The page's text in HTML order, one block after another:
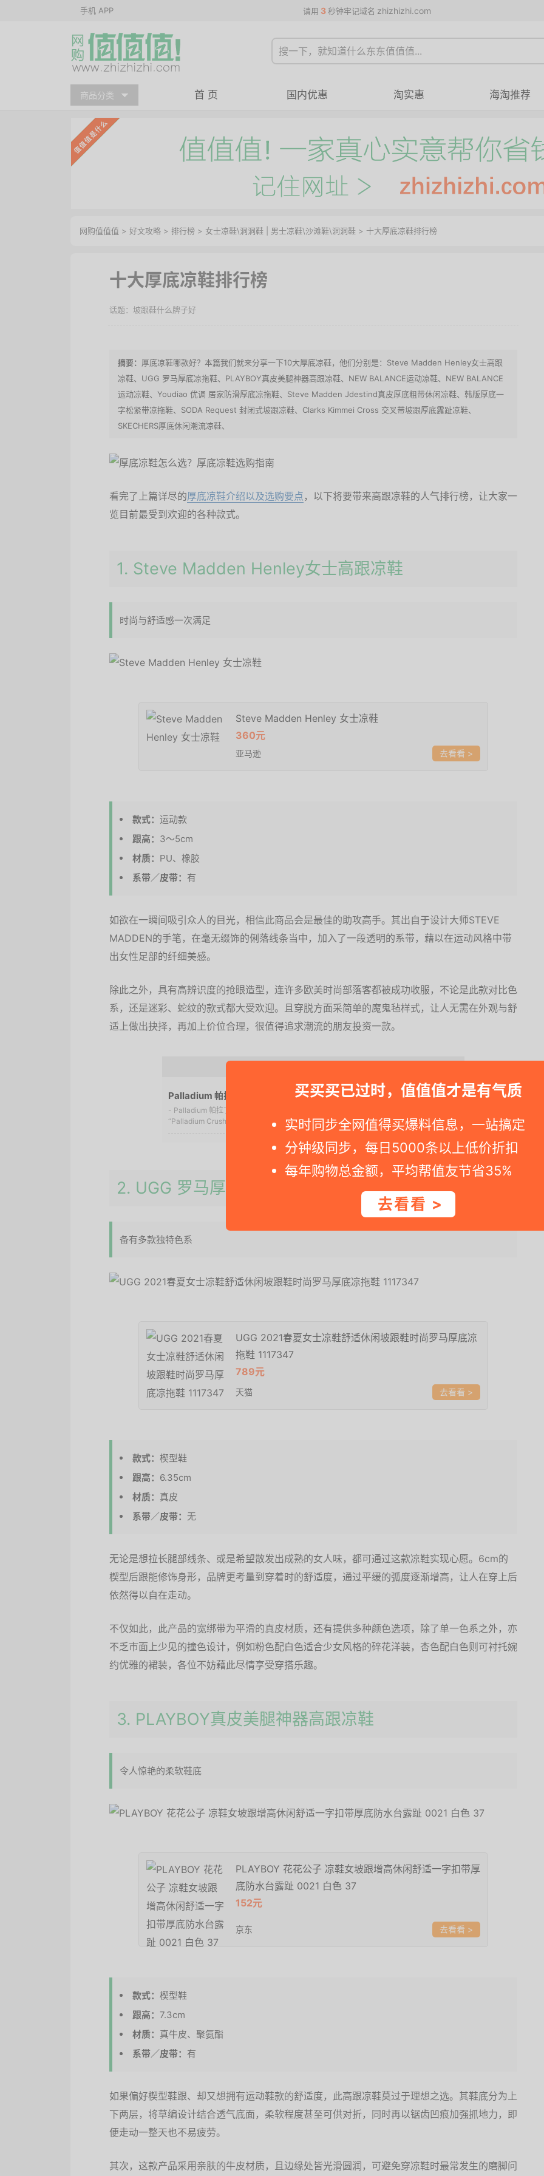
手机 APP 请用 3 秒钟牢记域名 zhizhizhi.com
商品分类 首 页 国内优惠 淘实惠 海淘推荐
买买买已过时，值值值才是有气质
实时同步全网值得买爆料信息，一站搞定
分钟级同步，每日5000条以上低价折扣
每年购物总金额，平均帮值友节省35%
去看看 >
网购值值值 > 好文攻略 > 排行榜 > 女士凉鞋\洞洞鞋 男士凉鞋\沙滩鞋\洞洞鞋 > 十大厚底凉鞋排行榜
十大厚底凉鞋排行榜
坡跟鞋什么牌子好
厚底凉鞋哪款好？本篇我们就来分享一下10大厚底凉鞋，他们分别是：Steve Madden Henley女士高跟
凉鞋、UGG 罗马厚底凉拖鞋、PLAYBOY真皮美腿神器高跟凉鞋、NEW BALANCE运动凉鞋、NEW BALANCE
运动凉鞋、Youdiao 优调 居家防滑厚底凉拖鞋、Steve Madden Jdestind真皮厚底粗带休闲凉鞋、韩版厚底一
字松紧带凉拖鞋、SODA Request 封闭式坡跟凉鞋、Clarks Kimmei Cross 交叉带坡跟厚底露趾凉鞋、
SKECHERS厚底休闲潮流凉鞋、
看完了上篇详尽的厚底凉鞋介绍以及选购要点 ，以下将要带来高跟凉鞋的人气排行榜，让大家一
览目前最受到欢迎的各种款式。
1. Steve Madden Henley女士高跟凉鞋
时尚与舒适感一次满足
Steve Madden Henley 女士凉鞋
360元
亚马逊 >
款式： 运动款
跟高： 3～5cm
材质： PU、橡胶
系带／皮带： 有
如欲在一瞬间吸引众人的目光，相信此商品会是最佳的助攻高手。其出自于设计大师STEVE
MADDEN的手笔，在毫无缀饰的俐落线条当中，加入了一段透明的系带，藉以在运动风格中带
出女性足部的纤细美感。
除此之外，具有高辨识度的抢眼造型，连许多欧美时尚部落客都被成功收服，不论是此款对比色
系，还是迷彩、蛇纹的款式都大受欢迎。且穿脱方面采简单的魔鬼毡样式，让人无需在外观与舒
适上做出抉择，再加上价位合理，很值得追求潮流的朋友投资一款。
Palladium 帕拉丁 Crushion SDNL 男士凉鞋上脚
- Palladium 帕拉丁的防水靴和军靴都是颇为著名的产品，该品牌于今年夏天首次推出
“Palladium Crushion SDNL ”，主打“军能概念”，...
2. UGG 罗马厚底凉拖鞋
备有多款独特色系
UGG 2021春夏女士凉鞋舒适休闲坡跟鞋时尚罗马厚底凉
拖鞋 1117347
789元
天猫 >
款式： 楔型鞋
跟高： 6.35cm
材质： 真皮
系带／皮带： 无
无论是想拉长腿部线条、或是希望散发出成熟的女人味，都可通过这款凉鞋实现心愿。6cm的
楔型后跟能修饰身形，品牌更考量到穿着时的舒适度，通过平缓的弧度逐渐增高，让人在穿上后
依然得以自在走动。
不仅如此，此产品的宽绑带为平滑的真皮材质，还有提供多种颜色选项，除了单一色系之外，亦
不乏市面上少见的撞色设计，例如粉色配白色适合少女风格的碎花洋装，杏色配白色则可衬托婉
约优雅的裙装，各位不妨藉此尽情享受穿搭乐趣。
3. PLAYBOY真皮美腿神器高跟凉鞋
令人惊艳的柔软鞋底
PLAYBOY 花花公子 凉鞋女坡跟增高休闲舒适一字扣带厚
底防水台露趾 0021 白色 37
152元
京东 >
款式： 楔型鞋
跟高： 7.3cm
材质： 真牛皮、聚氨酯
系带／皮带： 有
如果偏好楔型鞋跟、却又想拥有运动鞋款的舒适度，此高跟凉鞋莫过于理想之选。其鞋底分为上
下两层，将草编设计结合透气底面，柔软程度甚至可供对折，同时再以锯齿凹痕加强抓地力，即
便走动一整天也不易疲劳。
其次，这款产品采用亲肤的牛皮材质，且边缘处皆光滑圆润，可避免穿凉鞋时最常发生的磨脚问